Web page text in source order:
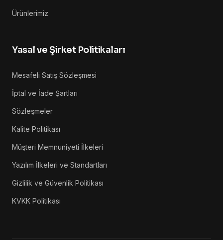
Ürünlerimiz
Yasal ve Şirket Politikaları
Mesafeli Satış Sözleşmesi
İptal ve İade Şartları
Sözleşmeler
Kalite Politikası
Müşteri Memnuniyeti İlkeleri
Yazılım İlkeleri ve Standartları
Gizlilik ve Güvenlik Politikası
KVKK Politikası